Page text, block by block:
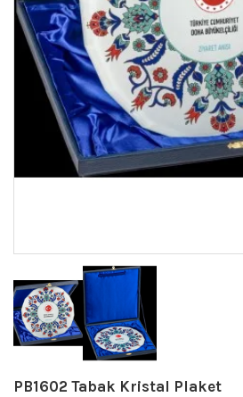
PB1602 Tabak Kristal Plaket